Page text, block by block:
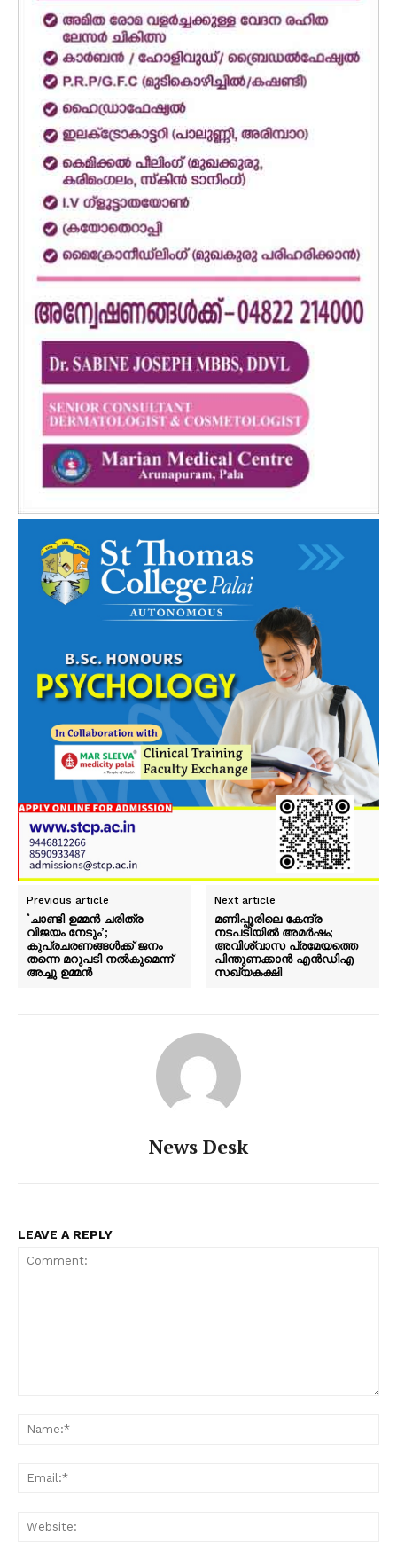
Previous article
‘ചാണ്ടി ഉമ്മൻ ചരിത്ര
വിജയം നേടും’;
കുപ്രചരണങ്ങൾക്ക് ജനം
തന്നെ മറുപടി നൽകുമെന്ന്
അച്ചു ഉമ്മൻ
Next article
മണിപ്പൂരിലെ കേന്ദ്ര
നടപടിയിൽ അമർഷം;
അവിശ്വാസ പ്രമേയത്തെ
പിന്തുണക്കാൻ എൻഡ‍ിഎ
സഖ്യകക്ഷി
News Desk
LEAVE A REPLY